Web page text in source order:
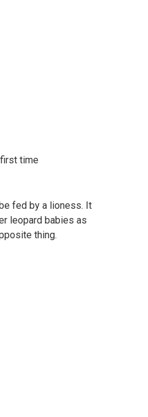
time
fed by a lioness. It
leopard babies as
thing.